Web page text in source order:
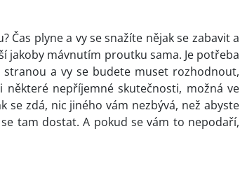
plyne a vy se snažíte nějak se zabavit a
jakoby mávnutím proutku sama. Je potřeba
a vy se budete muset rozhodnout,
nepříjemné skutečnosti, možná ve
se zdá, nic jiného vám nezbývá, než abyste
tam dostat. A pokud se vám to nepodaří,